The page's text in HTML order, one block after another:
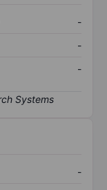
-
-
-
-